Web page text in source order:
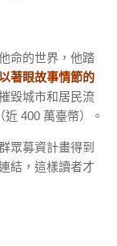
命的世界，他踏
著眼故事情節的
毀城市和居民流
400 萬臺幣）。
眾募資計畫得到
結，這樣讀者才